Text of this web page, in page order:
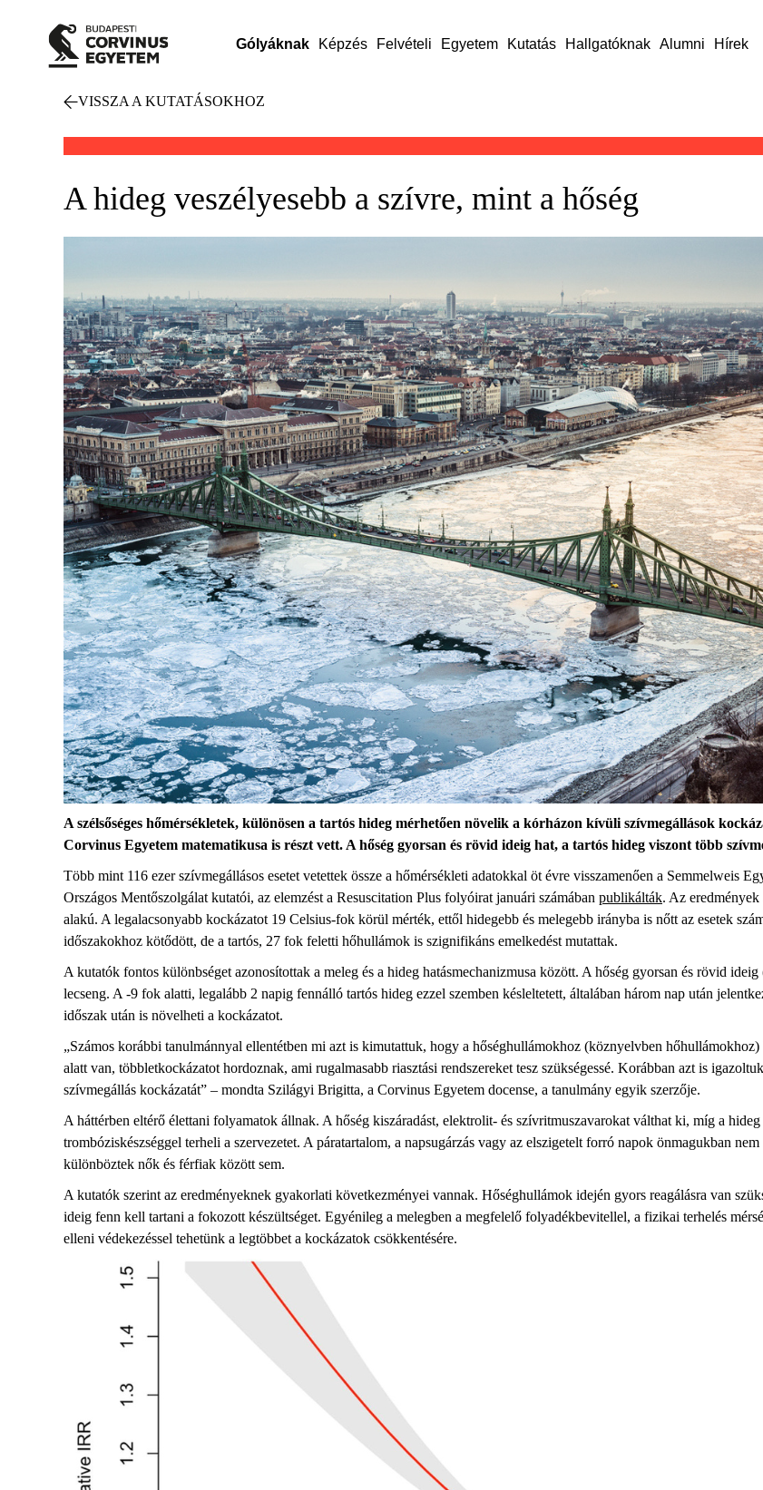
Gólyáknak Képzés Felvételi Egyetem Kutatás Hallgatóknak Alumni Hírek
VISSZA A KUTATÁSOKHOZ
A hideg veszélyesebb a szívre, mint a hőség
A szélsőséges hőmérsékletek, különösen a tartós hideg mérhetően növelik a kórházon kívüli szívmegállások
Corvinus Egyetem matematikusa is részt vett. A hőség gyorsan és rövid ideig hat, a tartós hideg viszont több
Több mint 116 ezer szívmegállásos esetet vetettek össze a hőmérsékleti adatokkal öt évre visszamenően a Semmelweis
Országos Mentőszolgálat kutatói, az elemzést a Resuscitation Plus folyóirat januári számában publikálták. Az
alakú. A legalacsonyabb kockázatot 19 Celsius-fok körül mérték, ettől hidegebb és melegebb irányba is nőtt az esetek
időszakokhoz kötődött, de a tartós, 27 fok feletti hőhullámok is szignifikáns emelkedést mutattak.
A kutatók fontos különbséget azonosítottak a meleg és a hideg hatásmechanizmusa között. A hőség gyorsan és rövid
lecseng. A -9 fok alatti, legalább 2 napig fennálló tartós hideg ezzel szemben késleltetett, általában három nap után
időszak után is növelheti a kockázatot.
„Számos korábbi tanulmánnyal ellentétben mi azt is kimutattuk, hogy a hőséghullámokhoz (köznyelvben
alatt van, többletkockázatot hordoznak, ami rugalmasabb riasztási rendszereket tesz szükségessé. Korábban azt is
szívmegállás kockázatát” – mondta Szilágyi Brigitta, a Corvinus Egyetem docense, a tanulmány egyik szerzője.
A háttérben eltérő élettani folyamatok állnak. A hőség kiszáradást, elektrolit- és szívritmuszavarokat válthat ki, míg a
trombóziskészséggel terheli a szervezetet. A páratartalom, a napsugárzás vagy az elszigetelt forró napok önmagukban
különböztek nők és férfiak között sem.
A kutatók szerint az eredményeknek gyakorlati következményei vannak. Hőséghullámok idején gyors reagálásra van
ideig fenn kell tartani a fokozott készültséget. Egyénileg a melegben a megfelelő folyadékbevitellel, a fizikai terhelés
elleni védekezéssel tehetünk a legtöbbet a kockázatok csökkentésére.